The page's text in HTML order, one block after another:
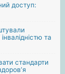
доступ:
та
стандарти